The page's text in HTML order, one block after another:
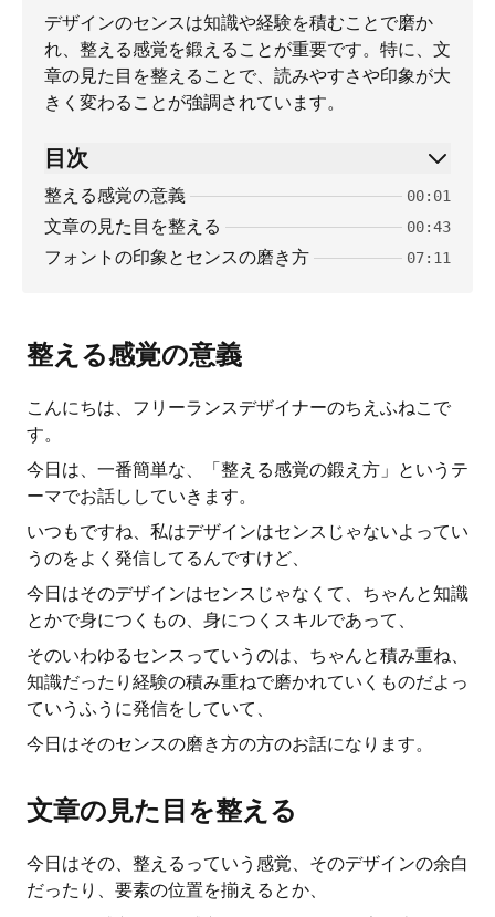
デザインのセンスは知識や経験を積むことで磨か
れ、整える感覚を鍛えることが重要です。特に、文
章の見た目を整えることで、読みやすさや印象が大
きく変わることが強調されています。
目次
整える感覚の意義 00:01
文章の見た目を整える 00:43
フォントの印象とセンスの磨き方 07:11
整える感覚の意義
こんにちは、フリーランスデザイナーのちえふねこで
す。
今日は、一番簡単な、「整える感覚の鍛え方」というテ
ーマでお話ししていきます。
いつもですね、私はデザインはセンスじゃないよってい
うのをよく発信してるんですけど、
今日はそのデザインはセンスじゃなくて、ちゃんと知識
とかで身につくもの、身につくスキルであって、
そのいわゆるセンスっていうのは、ちゃんと積み重ね、
知識だったり経験の積み重ねで磨かれていくものだよっ
ていうふうに発信をしていて、
今日はそのセンスの磨き方の方のお話になります。
文章の見た目を整える
今日はその、整えるっていう感覚、そのデザインの余白
だったり、要素の位置を揃えるとか、